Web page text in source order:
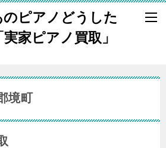
ピアノどうした
家ピアノ買取」
境町